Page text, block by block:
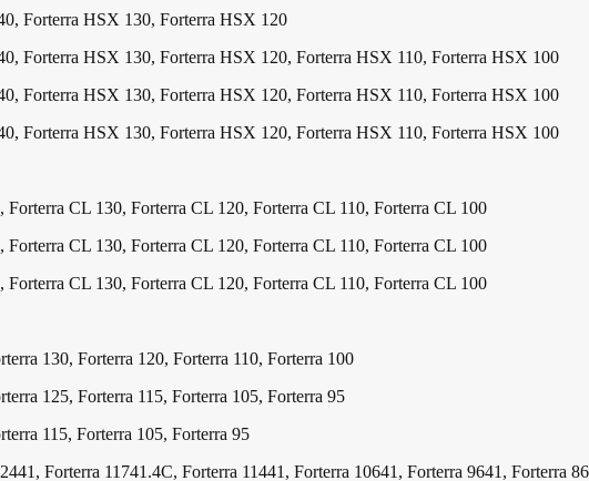
Forterra HSX 130, Forterra HSX 120
Forterra HSX 130, Forterra HSX 120, Forterra HSX 110, Forterra HSX 100
Forterra HSX 130, Forterra HSX 120, Forterra HSX 110, Forterra HSX 100
Forterra HSX 130, Forterra HSX 120, Forterra HSX 110, Forterra HSX 100
CL 130, Forterra CL 120, Forterra CL 110, Forterra CL 100
CL 130, Forterra CL 120, Forterra CL 110, Forterra CL 100
CL 130, Forterra CL 120, Forterra CL 110, Forterra CL 100
130, Forterra 120, Forterra 110, Forterra 100
125, Forterra 115, Forterra 105, Forterra 95
115, Forterra 105, Forterra 95
Forterra 11741.4C, Forterra 11441, Forterra 10641, Forterra 9641, Forterra